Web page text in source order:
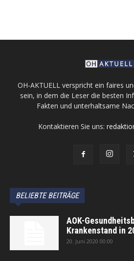
OH-AKTUELL verspricht ein faires
sein, in dem die Leser die besten
Fakten und unterhaltsame
Kontaktieren Sie uns:
BELIEBTE BEITRÄGE
AOK-
Krankenstand in
20. Juni 2020 00:00